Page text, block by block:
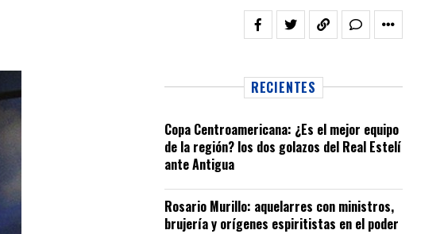
RECIENTES
Copa Centroamericana: ¿Es el mejor equipo
de la región? los dos golazos del Real Estelí
ante Antigua
Rosario Murillo: aquelarres con ministros,
brujería y orígenes espiritistas en el poder